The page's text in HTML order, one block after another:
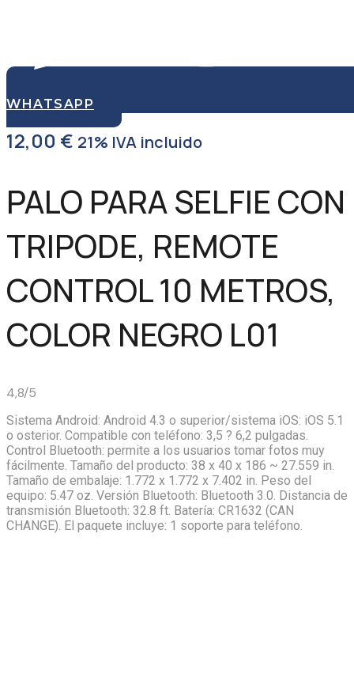
WHATSAPP
12,00 € 21% IVA incluido
PALO PARA SELFIE CON
TRIPODE, REMOTE
CONTROL 10 METROS,
COLOR NEGRO L01
4,8/5
Sistema Android: Android 4.3 o superior/sistema iOS: iOS 5.1
o osterior. Compatible con teléfono: 3,5 ? 6,2 pulgadas.
Control Bluetooth: permite a los usuarios tomar fotos muy
fácilmente. Tamaño del producto: 38 x 40 x 186 ~ 27.559 in.
Tamaño de embalaje: 1.772 x 1.772 x 7.402 in. Peso del
equipo: 5.47 oz. Versión Bluetooth: Bluetooth 3.0. Distancia de
transmisión Bluetooth: 32.8 ft. Batería: CR1632 (CAN
CHANGE). El paquete incluye: 1 soporte para teléfono.